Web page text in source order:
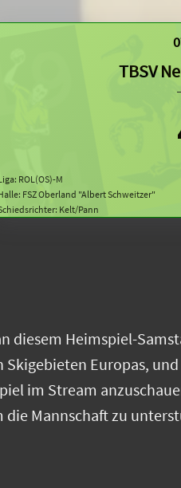
ROL(OS)-M
FSZ Oberland "Albert Schweitzer"
Kelt/Pann
TBSV
diesem Heimspiel-
Europas,
im Stream
die Mannschaft zu